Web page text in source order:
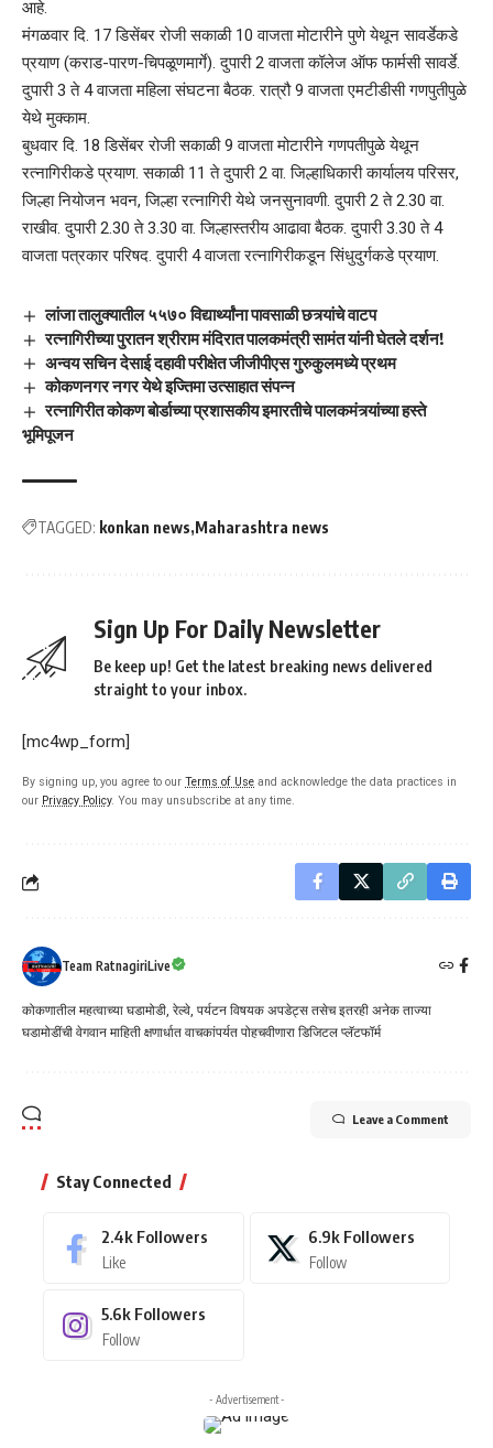
आहे.
मंगळवार दि. 17 डिसेंबर रोजी सकाळी 10 वाजता मोटारीने पुणे येथून सावर्डेकडे
प्रयाण (कराड-पारण-चिपळूणमार्गे). दुपारी 2 वाजता कॉलेज ऑफ फार्मसी सावर्डे.
दुपारी 3 ते 4 वाजता महिला संघटना बैठक. रात्रौ 9 वाजता एमटीडीसी गणपुतीपुळे
येथे मुक्काम.
बुधवार दि. 18 डिसेंबर रोजी सकाळी 9 वाजता मोटारीने गणपतीपुळे येथून
रत्नागिरीकडे प्रयाण. सकाळी 11 ते दुपारी 2 वा. जिल्हाधिकारी कार्यालय परिसर,
जिल्हा नियोजन भवन, जिल्हा रत्नागिरी येथे जनसुनावणी. दुपारी 2 ते 2.30 वा.
राखीव. दुपारी 2.30 ते 3.30 वा. जिल्हास्तरीय आढावा बैठक. दुपारी 3.30 ते 4
वाजता पत्रकार परिषद. दुपारी 4 वाजता रत्नागिरीकडून सिंधुदुर्गकडे प्रयाण.
लांजा तालुक्यातील ५५७० विद्यार्थ्यांना पावसाळी छत्र्यांचे वाटप
रत्नागिरीच्या पुरातन श्रीराम मंदिरात पालकमंत्री सामंत यांनी घेतले दर्शन!
अन्वय सचिन देसाई दहावी परीक्षेत जीजीपीएस गुरुकुलमध्ये प्रथम
कोकणनगर नगर येथे इज्तिमा उत्साहात संपन्न
रत्नागिरीत कोकण बोर्डाच्या प्रशासकीय इमारतीचे पालकमंत्र्यांच्या हस्ते
भूमिपूजन
TAGGED: konkan news Maharashtra news
Sign Up For Daily Newsletter
Be keep up! Get the latest breaking news delivered
straight to your inbox.
[mc4wp_form]
By signing up, you agree to our Terms of Use and acknowledge the data practices in
our Privacy Policy. You may unsubscribe at any time.
Team RatnagiriLive
कोकणातील महत्वाच्या घडामोडी, रेल्वे, पर्यटन विषयक अपडेट्स तसेच इतरही अनेक ताज्या
घडामोडींची वेगवान माहिती क्षणार्धात वाचकांपर्यत पोहचवीणारा डिजिटल प्लॅटफॉर्म
Leave a Comment
Stay Connected
2.4k Followers
Like
6.9k Followers
Follow
5.6k Followers
Follow
- Advertisement -